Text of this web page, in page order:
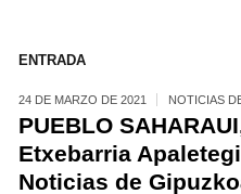
ENTRADA
24 DE MARZO DE 2021 NOTICIAS
PUEBLO
Etxebarria
Noticias de